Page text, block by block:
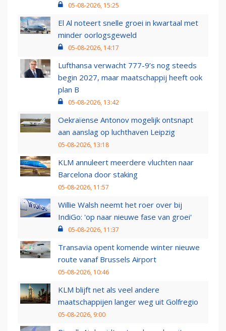
05-08-2026, 15:25
El Al noteert snelle groei in kwartaal met
minder oorlogsgeweld
05-08-2026, 14:17
Lufthansa verwacht 777-9’s nog steeds
begin 2027, maar maatschappij heeft ook
plan B
05-08-2026, 13:42
Oekraïense Antonov mogelijk ontsnapt
aan aanslag op luchthaven Leipzig
05-08-2026, 13:18
KLM annuleert meerdere vluchten naar
Barcelona door staking
05-08-2026, 11:57
Willie Walsh neemt het roer over bij
IndiGo: 'op naar nieuwe fase van groei'
05-08-2026, 11:37
Transavia opent komende winter nieuwe
route vanaf Brussels Airport
05-08-2026, 10:46
KLM blijft net als veel andere
maatschappijen langer weg uit Golfregio
05-08-2026, 9:00